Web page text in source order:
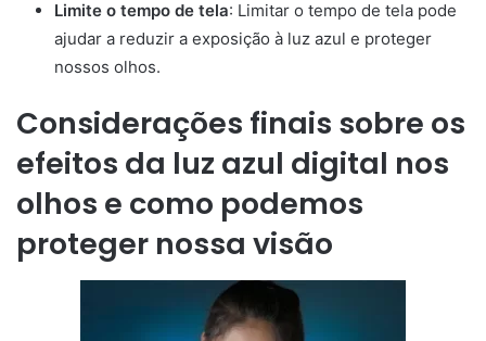
Limite o tempo de tela: Limitar o tempo de tela pode
ajudar a reduzir a exposição à luz azul e proteger
nossos olhos.
Considerações finais sobre os
efeitos da luz azul digital nos
olhos e como podemos
proteger nossa visão